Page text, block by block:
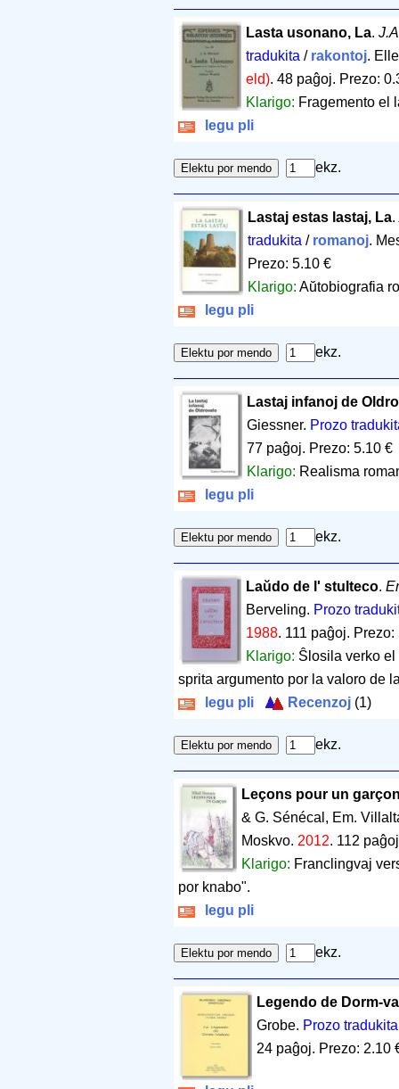
Lasta usonano, La.
tradukita / rakontoj.
eld). 48 paĝoj. Prezo:
Klarigo: Fragemento el
legu pli
ekz.
Lastaj estas lastaj, La.
tradukita / romanoj.
Prezo: 5.10 €
Klarigo: Aŭtobiografia
legu pli
ekz.
Lastaj infanoj de
Giessner. Prozo
77 paĝoj. Prezo: 5.10 €
Klarigo: Realisma
legu pli
ekz.
Laŭdo de l' stulteco.
Berveling. Prozo
1988. 111 paĝoj. Prezo:
Klarigo: Ŝlosila verko
sprita argumento por la valoro de
legu pli
Recenzoj (1)
ekz.
Leçons pour un
& G. Sénécal, Em.
Moskvo. 2012. 112 paĝoj
Klarigo: Franclingvaj
por knabo".
legu pli
ekz.
Legendo de Dorm-
Grobe. Prozo tradukita
24 paĝoj. Prezo: 2.10